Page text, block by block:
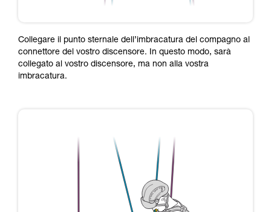
Collegare il punto sternale dell’imbracatura del compagno al
connettore del vostro discensore. In questo modo, sarà
collegato al vostro discensore, ma non alla vostra
imbracatura.